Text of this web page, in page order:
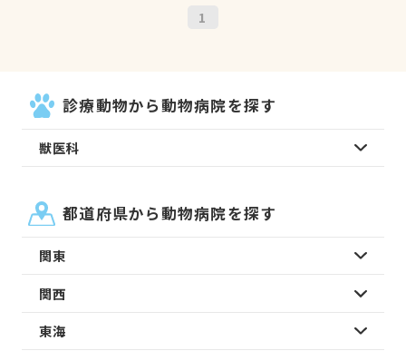
1
診療動物から動物病院を探す
獣医科
都道府県から動物病院を探す
関東
関西
東海